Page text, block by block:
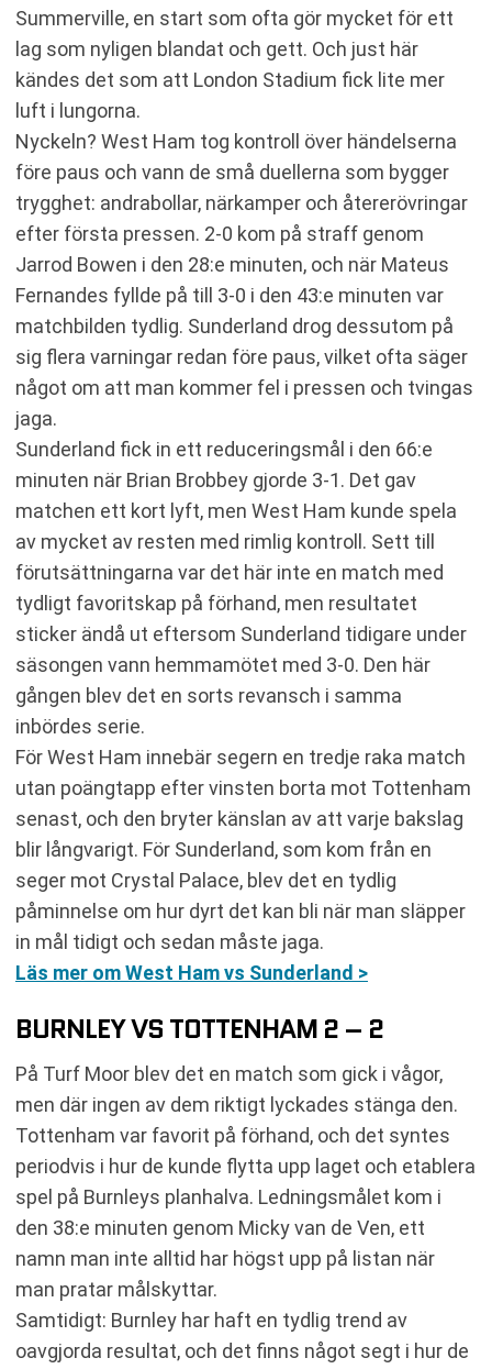
Summerville, en start som ofta gör mycket för ett
lag som nyligen blandat och gett. Och just här
kändes det som att London Stadium fick lite mer
luft i lungorna.
Nyckeln? West Ham tog kontroll över händelserna
före paus och vann de små duellerna som bygger
trygghet: andrabollar, närkamper och återerövringar
efter första pressen. 2-0 kom på straff genom
Jarrod Bowen i den 28:e minuten, och när Mateus
Fernandes fyllde på till 3-0 i den 43:e minuten var
matchbilden tydlig. Sunderland drog dessutom på
sig flera varningar redan före paus, vilket ofta säger
något om att man kommer fel i pressen och tvingas
jaga.
Sunderland fick in ett reduceringsmål i den 66:e
minuten när Brian Brobbey gjorde 3-1. Det gav
matchen ett kort lyft, men West Ham kunde spela
av mycket av resten med rimlig kontroll. Sett till
förutsättningarna var det här inte en match med
tydligt favoritskap på förhand, men resultatet
sticker ändå ut eftersom Sunderland tidigare under
säsongen vann hemmamötet med 3-0. Den här
gången blev det en sorts revansch i samma
inbördes serie.
För West Ham innebär segern en tredje raka match
utan poängtapp efter vinsten borta mot Tottenham
senast, och den bryter känslan av att varje bakslag
blir långvarigt. För Sunderland, som kom från en
seger mot Crystal Palace, blev det en tydlig
påminnelse om hur dyrt det kan bli när man släpper
in mål tidigt och sedan måste jaga.
Läs mer om West Ham vs Sunderland >
BURNLEY VS TOTTENHAM 2 – 2
På Turf Moor blev det en match som gick i vågor,
men där ingen av dem riktigt lyckades stänga den.
Tottenham var favorit på förhand, och det syntes
periodvis i hur de kunde flytta upp laget och etablera
spel på Burnleys planhalva. Ledningsmålet kom i
den 38:e minuten genom Micky van de Ven, ett
namn man inte alltid har högst upp på listan när
man pratar målskyttar.
Samtidigt: Burnley har haft en tydlig trend av
oavgjorda resultat, och det finns något segt i hur de